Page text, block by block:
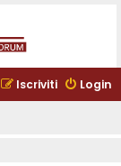
Login
Iscriviti